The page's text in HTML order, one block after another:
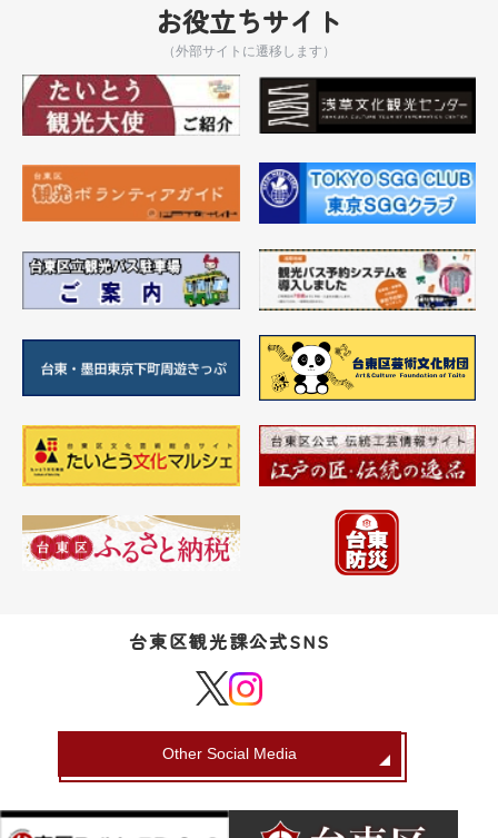
お役立ちサイト
（外部サイトに遷移します）
台東区観光課公式SNS
Other Social Media